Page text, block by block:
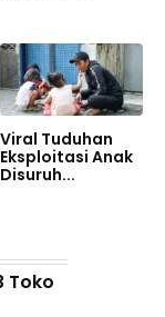
Viral Tuduhan
Eksploitasi Anak
Disuruh...
Toko